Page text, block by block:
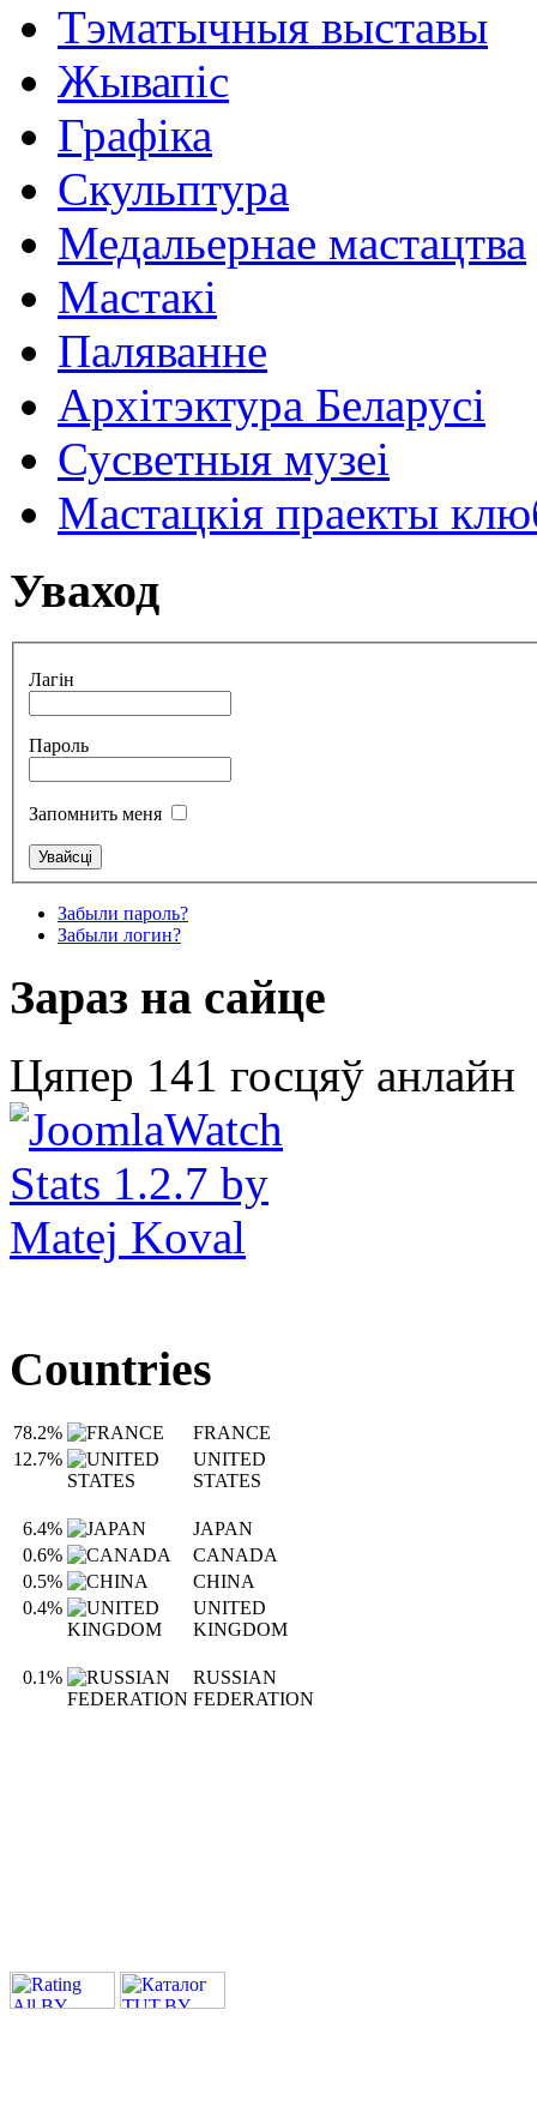
Тэматычныя выставы
Жывапіс
Графіка
Скульптура
Медальернае мастацтва
Мастакі
Паляванне
Архітэктура Беларусі
Сусветныя музеі
Мастацкія праекты
Уваход
Лагін
Пароль
Запомнить меня
Забыли пароль?
Забыли логин?
Зараз на сайце
Цяпер 141 госцяў анлайн
Countries
78.2%
FRANCE
12.7%
UNITED
STATES
6.4%
JAPAN
0.6%
CANADA
0.5%
CHINA
0.4%
UNITED
KINGDOM
0.1%
RUSSIAN
FEDERATION